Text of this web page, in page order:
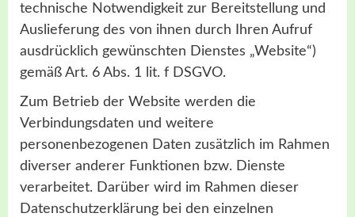
technische Notwendigkeit zur Bereitstellung und
Auslieferung des von ihnen durch Ihren Aufruf
ausdrücklich gewünschten Dienstes „Website“)
gemäß Art. 6 Abs. 1 lit. f DSGVO.
Zum Betrieb der Website werden die
Verbindungsdaten und weitere
personenbezogenen Daten zusätzlich im Rahmen
diverser anderer Funktionen bzw. Dienste
verarbeitet. Darüber wird im Rahmen dieser
Datenschutzerklärung bei den einzelnen